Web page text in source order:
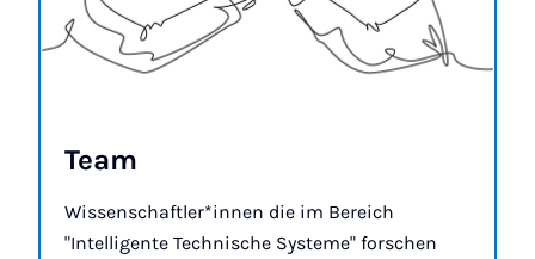
Team
Wissenschaftler*innen die im Bereich
"Intelligente Technische Systeme" forschen